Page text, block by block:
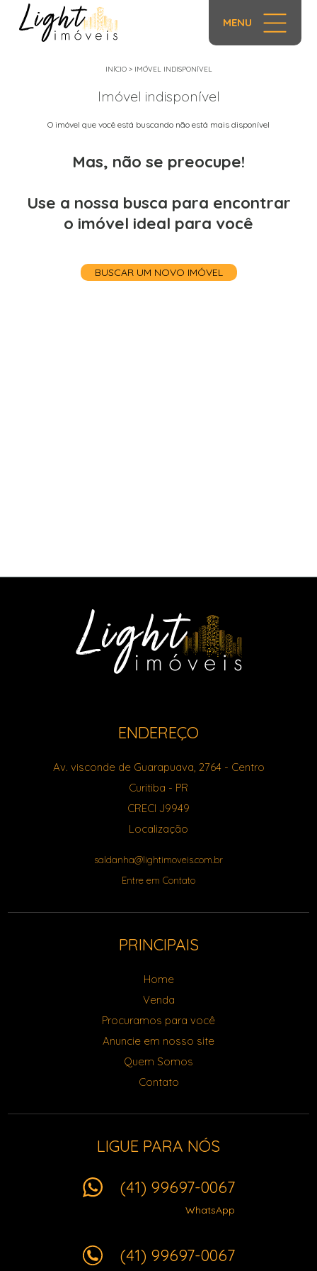
MENU
INÍCIO> IMÓVEL INDISPONÍVEL
Imóvel indisponível
O imóvel que você está buscando não está mais disponível
Mas, não se preocupe!
Use a nossa busca para encontrar
o imóvel ideal para você
BUSCAR UM NOVO IMÓVEL
ENDEREÇO
Av. visconde de Guarapuava, 2764- Centro
Curitiba - PR
CRECI J9949
Localização
saldanha@lightimoveis.com.br
Entre em Contato
PRINCIPAIS
Home
Venda
Procuramos para você
Anuncie em nosso site
Quem Somos
Contato
LIGUE PARA NÓS
(41) 99697-0067
WhatsApp
(41) 99697-0067